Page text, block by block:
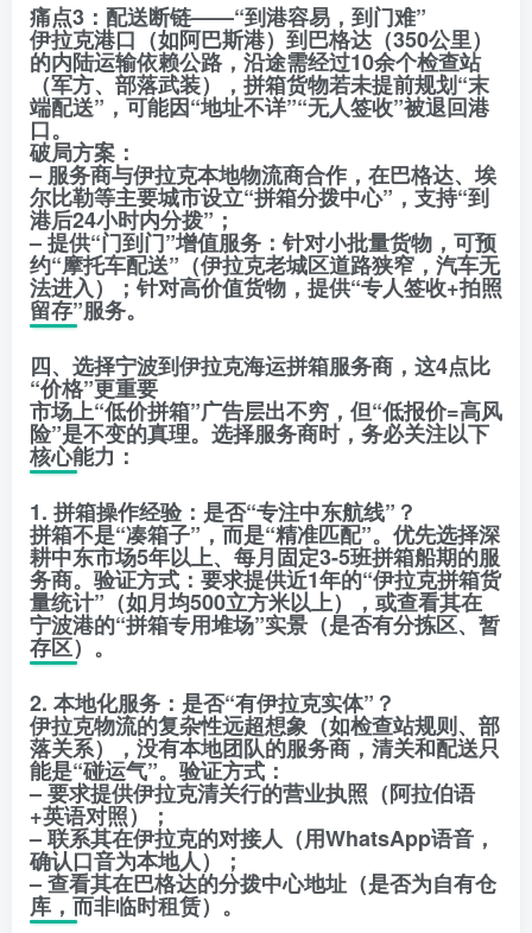
痛点3：配送断链——“到港容易，到门难”
伊拉克港口（如阿巴斯港）到巴格达（350公里）
的内陆运输依赖公路，沿途需经过10余个检查站
（军方、部落武装），拼箱货物若未提前规划“末
端配送”，可能因“地址不详”“无人签收”被退回港
口。
破局方案：
– 服务商与伊拉克本地物流商合作，在巴格达、埃
尔比勒等主要城市设立“拼箱分拨中心”，支持“到
港后24小时内分拨”；
– 提供“门到门”增值服务：针对小批量货物，可预
约“摩托车配送”（伊拉克老城区道路狭窄，汽车无
法进入）；针对高价值货物，提供“专人签收+拍照
留存”服务。
四、选择宁波到伊拉克海运拼箱服务商，这4点比
“价格”更重要
市场上“低价拼箱”广告层出不穷，但“低报价=高风
险”是不变的真理。选择服务商时，务必关注以下
核心能力：
1. 拼箱操作经验：是否“专注中东航线”？
拼箱不是“凑箱子”，而是“精准匹配”。优先选择深
耕中东市场5年以上、每月固定3-5班拼箱船期的服
务商。验证方式：要求提供近1年的“伊拉克拼箱货
量统计”（如月均500立方米以上），或查看其在
宁波港的“拼箱专用堆场”实景（是否有分拣区、暂
存区）。
2. 本地化服务：是否“有伊拉克实体”？
伊拉克物流的复杂性远超想象（如检查站规则、部
落关系），没有本地团队的服务商，清关和配送只
能是“碰运气”。验证方式：
– 要求提供伊拉克清关行的营业执照（阿拉伯语
+英语对照）；
– 联系其在伊拉克的对接人（用WhatsApp语音，
确认口音为本地人）；
– 查看其在巴格达的分拨中心地址（是否为自有仓
库，而非临时租赁）。